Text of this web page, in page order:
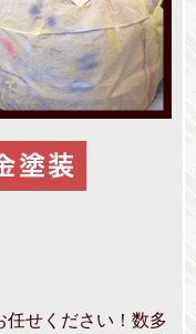
せください！数多